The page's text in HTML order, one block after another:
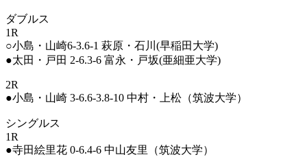
ダブルス
1R
○小島・山崎6-3.6-1 萩原・石川(早稲田大学)
●太田・戸田 2-6.3-6 富永・戸坂(亜細亜大学)
2R
●小島・山崎 3-6.6-3.8-10 中村・上松（筑波大学）
シングルス
1R
●寺田絵里花 0-6.4-6 中山友里（筑波大学）